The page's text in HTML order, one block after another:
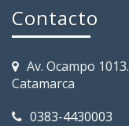
Contacto
Av. Ocampo
Catamarca
0383-4430003